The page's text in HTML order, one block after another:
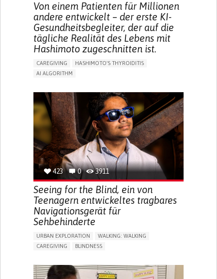
Von einem Patienten für Millionen
andere entwickelt – der erste KI-
Gesundheitsbegleiter, der auf die
tägliche Realität des Lebens mit
Hashimoto zugeschnitten ist.
CAREGIVING
HASHIMOTO'S THYROIDITIS
AI ALGORITHM
ENHANCING HEALTH LITERACY
MANAGE MEDICATION
RAISE AWARENESS
CAREGIVING SUPPORT
ENDOCRINOLOGY
MONTENEGRO
423 0 3911
Seeing for the Blind, ein von
Teenagern entwickeltes tragbares
Navigationsgerät für
Sehbehinderte
URBAN EXPLORATION
WALKING: WALKING
CAREGIVING
BLINDNESS
ASSISTIVE DAILY LIFE DEVICE (TO HELP ADL)